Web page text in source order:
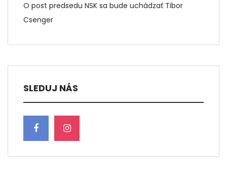
O post predsedu NSK sa bude uchádzať Tibor
Csenger
SLEDUJ NÁS